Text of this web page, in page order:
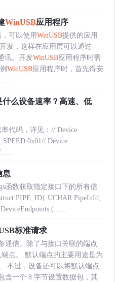
WinUSB应用程序
可以使用WinUSB提供的应用
发，这样在应用层可以通过
讯。开发WinUSB应用程序时需
WinUSB应用程序时，首先得安
什么设备速率？高速、低
代码，详见：// Device
0x01// Device
息
函数获取指定接口下的所有信
PIPE_ID{ UCHAR PipeInId;
(......
标准请求
通信。除了与接口关联的端点
点。 默认端点的主要用途是为
不过，设备还可以将默认端点
含一个 8 字节设置数据包，其